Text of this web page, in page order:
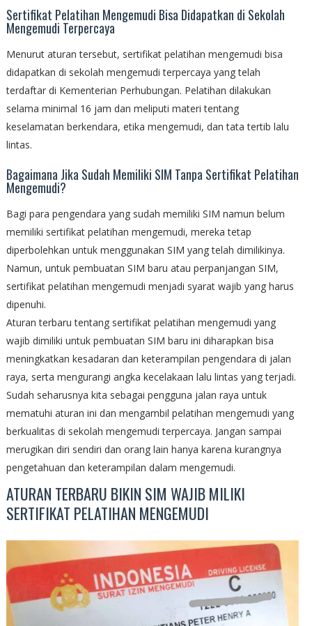
Sertifikat Pelatihan Mengemudi Bisa Didapatkan di Sekolah
Mengemudi Terpercaya
Menurut aturan tersebut, sertifikat pelatihan mengemudi bisa
didapatkan di sekolah mengemudi terpercaya yang telah
terdaftar di Kementerian Perhubungan. Pelatihan dilakukan
selama minimal 16 jam dan meliputi materi tentang
keselamatan berkendara, etika mengemudi, dan tata tertib lalu
lintas.
Bagaimana Jika Sudah Memiliki SIM Tanpa Sertifikat Pelatihan
Mengemudi?
Bagi para pengendara yang sudah memiliki SIM namun belum
memiliki sertifikat pelatihan mengemudi, mereka tetap
diperbolehkan untuk menggunakan SIM yang telah dimilikinya.
Namun, untuk pembuatan SIM baru atau perpanjangan SIM,
sertifikat pelatihan mengemudi menjadi syarat wajib yang harus
dipenuhi.
Aturan terbaru tentang sertifikat pelatihan mengemudi yang
wajib dimiliki untuk pembuatan SIM baru ini diharapkan bisa
meningkatkan kesadaran dan keterampilan pengendara di jalan
raya, serta mengurangi angka kecelakaan lalu lintas yang terjadi.
Sudah seharusnya kita sebagai pengguna jalan raya untuk
mematuhi aturan ini dan mengambil pelatihan mengemudi yang
berkualitas di sekolah mengemudi terpercaya. Jangan sampai
merugikan diri sendiri dan orang lain hanya karena kurangnya
pengetahuan dan keterampilan dalam mengemudi.
ATURAN TERBARU BIKIN SIM WAJIB MILIKI
SERTIFIKAT PELATIHAN MENGEMUDI